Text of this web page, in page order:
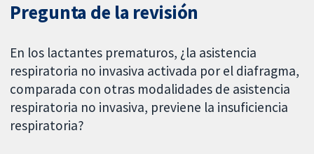
Pregunta de la revisión
En los lactantes prematuros, ¿la asistencia
respiratoria no invasiva activada por el diafragma,
comparada con otras modalidades de asistencia
respiratoria no invasiva, previene la insuficiencia
respiratoria?